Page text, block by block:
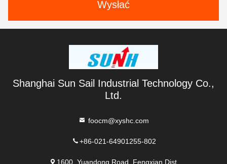
Wysłać
Shanghai Sun Sail Industrial Technology Co.,
Ltd.
foocm@xyshc.com
+86-021-64901255-802
1600, Yuandong Road, Fengxian Dist.